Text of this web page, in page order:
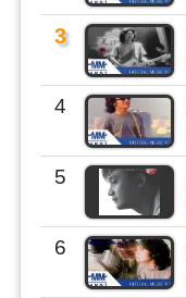
3
4
5
6